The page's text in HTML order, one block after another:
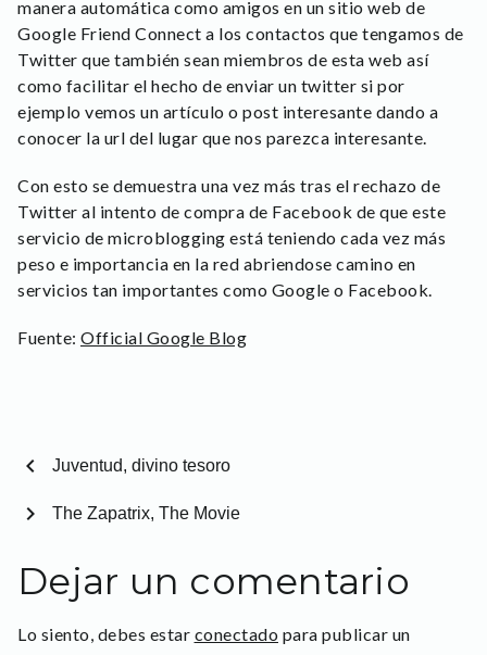
manera automática como amigos en un sitio web de
Google Friend Connect a los contactos que tengamos de
Twitter que también sean miembros de esta web así
como facilitar el hecho de enviar un twitter si por
ejemplo vemos un artículo o post interesante dando a
conocer la url del lugar que nos parezca interesante.
Con esto se demuestra una vez más tras el rechazo de
Twitter al intento de compra de Facebook de que este
servicio de microblogging está teniendo cada vez más
peso e importancia en la red abriendose camino en
servicios tan importantes como Google o Facebook.
Fuente: Official Google Blog
chevron_left Juventud, divino tesoro
The Zapatrix, The Movie
chevron_right
Dejar un comentario
Lo siento, debes estar conectado para publicar un